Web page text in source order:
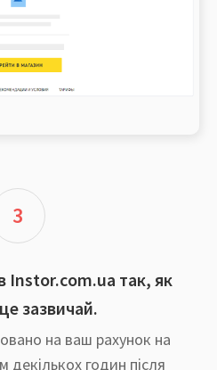
3
Instor.com.ua так, як
зазвичай.
на ваш рахунок на
декількох годин після